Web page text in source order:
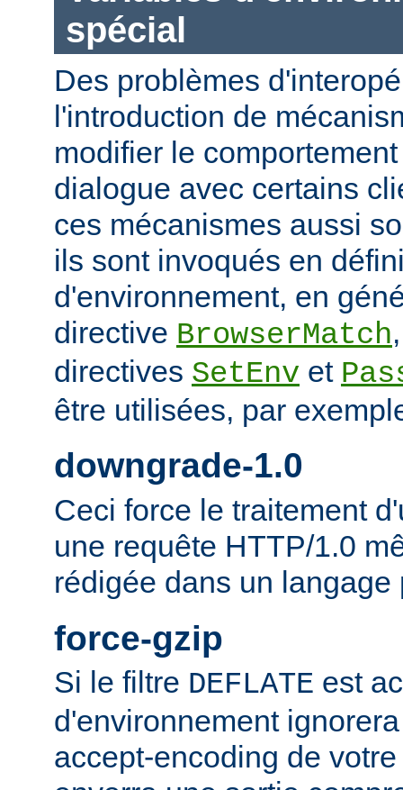
spécial
Des problèmes
l'introduction de
modifier le
dialogue avec certains
ces mécanismes aussi
ils sont invoqués en
d'environnement, en
directive BrowserMatch
directives SetEnv et
être utilisées, par
downgrade-1.0
Ceci force le traitement
une requête HTTP/1.0
rédigée dans un langage
force-gzip
Si le filtre DEFLATE est
d'environnement
accept-encoding de